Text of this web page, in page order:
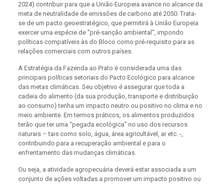
2024) contribuir para que a União Europeia avance no alcance da
meta de neutralidade de emissões de carbono até 2050. Trata-
se de um pacto geoestratégico, que permitirá à União Europeia
exercer uma espécie de “pré-sanção ambiental”, impondo
políticas compatíveis às do Bloco como pré-requisito para as
relações comerciais com outros países.
A Estratégia da Fazenda ao Prato é considerada uma das
principais políticas setoriais do Pacto Ecológico para alcance
das metas climáticas. Seu objetivo é assegurar que toda a
cadeia do alimento (da sua produção, transporte e distribuição
ao consumo) tenha um impacto neutro ou positivo no clima e no
meio ambiente. Em termos práticos, os alimentos produzidos
terão que ter uma “pegada ecológica” no uso dos recursos
naturais – tais como solo, água, área agricultável, ar etc. -,
contribuindo para a recuperação ambiental e para o
enfrentamento das mudanças climáticas.
Ou seja, a atividade agropecuária deverá estar associada a um
conjunto de ações voltadas a promover um impacto positivo ou